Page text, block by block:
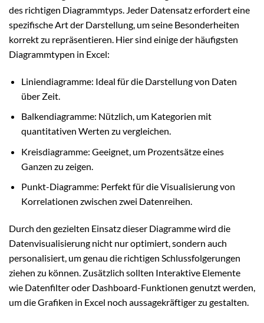
des richtigen Diagrammtyps. Jeder Datensatz erfordert eine
spezifische Art der Darstellung, um seine Besonderheiten
korrekt zu repräsentieren. Hier sind einige der häufigsten
Diagrammtypen in Excel:
Liniendiagramme: Ideal für die Darstellung von Daten
über Zeit.
Balkendiagramme: Nützlich, um Kategorien mit
quantitativen Werten zu vergleichen.
Kreisdiagramme: Geeignet, um Prozentsätze eines
Ganzen zu zeigen.
Punkt-Diagramme: Perfekt für die Visualisierung von
Korrelationen zwischen zwei Datenreihen.
Durch den gezielten Einsatz dieser Diagramme wird die
Datenvisualisierung nicht nur optimiert, sondern auch
personalisiert, um genau die richtigen Schlussfolgerungen
ziehen zu können. Zusätzlich sollten Interaktive Elemente
wie Datenfilter oder Dashboard-Funktionen genutzt werden,
um die Grafiken in Excel noch aussagekräftiger zu gestalten.